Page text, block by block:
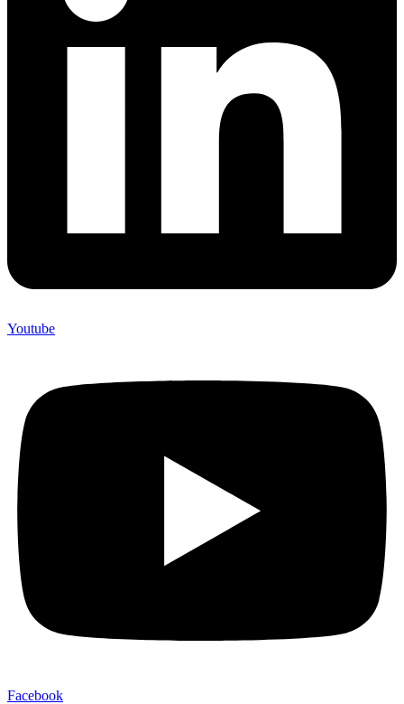
Youtube
Facebook